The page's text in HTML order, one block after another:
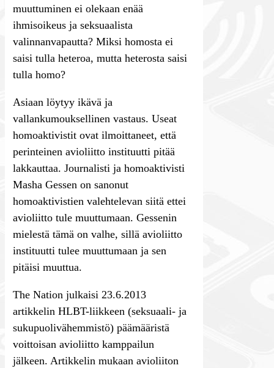
muuttuminen ei olekaan enää
ihmisoikeus ja seksuaalista
valinnanvapautta? Miksi homosta ei
saisi tulla heteroa, mutta heterosta saisi
tulla homo?
Asiaan löytyy ikävä ja
vallankumouksellinen vastaus. Useat
homoaktivistit ovat ilmoittaneet, että
perinteinen avioliitto instituutti pitää
lakkauttaa. Journalisti ja homoaktivisti
Masha Gessen on sanonut
homoaktivistien valehtelevan siitä ettei
avioliitto tule muuttumaan. Gessenin
mielestä tämä on valhe, sillä avioliitto
instituutti tulee muuttumaan ja sen
pitäisi muuttua.
The Nation julkaisi 23.6.2013
artikkelin HLBT-liikkeen (seksuaali- ja
sukupuolivähemmistö) päämääristä
voittoisan avioliitto kamppailun
jälkeen. Artikkelin mukaan avioliiton